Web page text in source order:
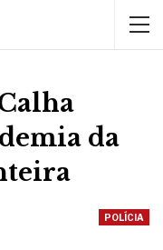
da
POLÍCIA